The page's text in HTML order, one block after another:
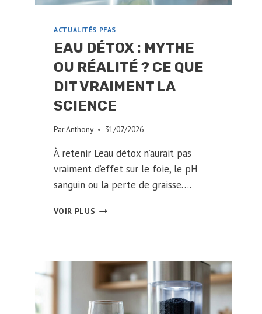
ACTUALITÉS PFAS
EAU DÉTOX : MYTHE
OU RÉALITÉ ? CE QUE
DIT VRAIMENT LA
SCIENCE
ParAnthony 31/07/2026
À retenir L’eau détox n’aurait pas
vraiment d’effet sur le foie, le pH
sanguin ou la perte de graisse….
VOIR PLUS EAU
RÉALITÉ
CE
QUE